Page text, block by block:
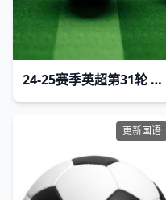
24-25赛季英超第31轮 阿斯顿维拉VS诺丁汉森林
更新国语